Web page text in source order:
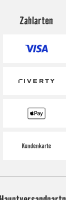
Zahlarten